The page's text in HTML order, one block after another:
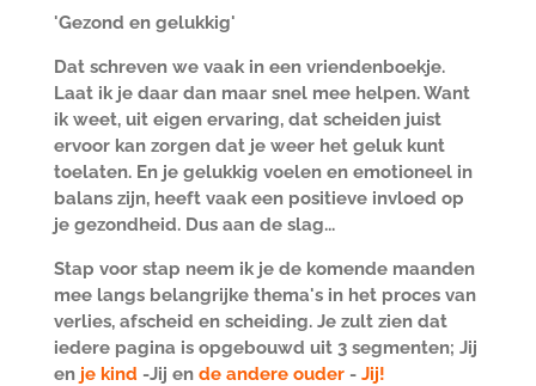
'Gezond en gelukkig'
Dat schreven we vaak in een vriendenboekje.
Laat ik je daar dan maar snel mee helpen. Want
ik weet, uit eigen ervaring, dat scheiden juist
ervoor kan zorgen dat je weer het geluk kunt
toelaten. En je gelukkig voelen en emotioneel in
balans zijn, heeft vaak een positieve invloed op
je gezondheid. Dus aan de slag...
Stap voor stap neem ik je de komende maanden
mee langs belangrijke thema's in het proces van
verlies, afscheid en scheiding. Je zult zien dat
iedere pagina is opgebouwd uit 3 segmenten; Jij
en je kind -Jij en de andere ouder- Jij!